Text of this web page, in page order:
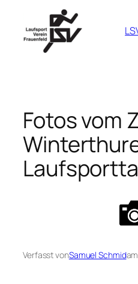
springen
Fotos vom
Verfasst vonSamuel Schmidam